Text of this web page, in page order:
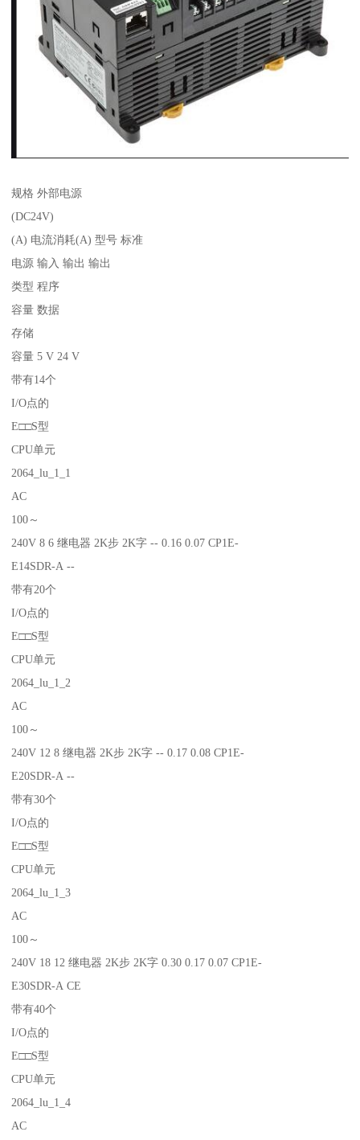
规格 外部电源
(DC24V)
(A) 电流消耗(A) 型号 标准
电源 输入 输出 输出
类型 程序
容量 数据
存储
容量 5 V 24 V
带有14个
I/O点的
E□□S型
CPU单元
2064_lu_1_1
AC
100～
240V 8 6 继电器 2K步 2K字 -- 0.16 0.07 CP1E-
E14SDR-A --
带有20个
I/O点的
E□□S型
CPU单元
2064_lu_1_2
AC
100～
240V 12 8 继电器 2K步 2K字 -- 0.17 0.08 CP1E-
E20SDR-A --
带有30个
I/O点的
E□□S型
CPU单元
2064_lu_1_3
AC
100～
240V 18 12 继电器 2K步 2K字 0.30 0.17 0.07 CP1E-
E30SDR-A CE
带有40个
I/O点的
E□□S型
CPU单元
2064_lu_1_4
AC